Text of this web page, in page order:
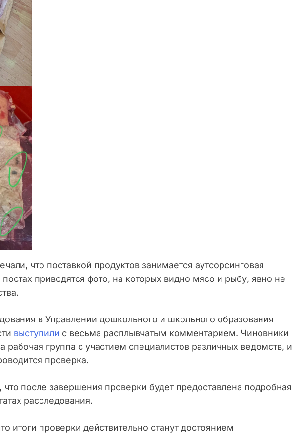
что поставкой продуктов занимается аутсорсинговая
приводятся фото, на которых видно мясо и рыбу, явно не
в Управлении дошкольного и школьного образования
выступили с весьма расплывчатым комментарием. Чиновники
рабочая группа с участием специалистов различных ведомств, и
проверка.
после завершения проверки будет предоставлена подробная
расследования.
итоги проверки действительно станут достоянием